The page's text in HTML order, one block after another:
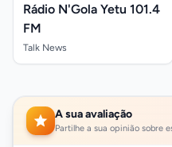
Rádio N'Gola Yetu 101.4
FM
Talk News
A sua avaliação
Partilhe a sua opinião sobre